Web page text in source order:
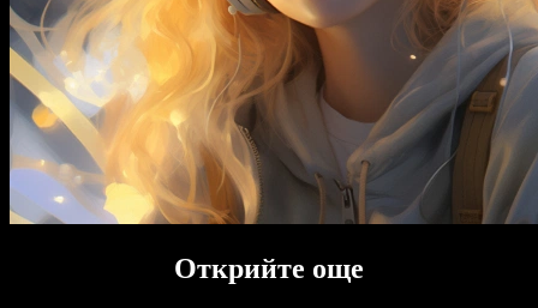
Открийте още